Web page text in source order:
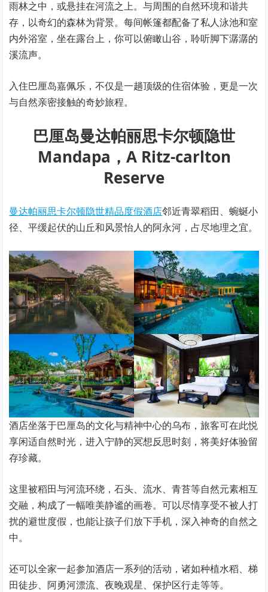
雨林之中，或悬挂在河流之上。与周围的自然环境和谐共
存，以奇幻的森林为背景。每间帐篷都配备了私人泳池和室
内外浴室，坐在露台上，你可以俯瞰山谷，聆听脚下潺潺的
溪流声。
入住巴厘岛嘉佩乐，不仅是一趟顶级的住宿体验，更是一次
与自然亲密接触的奇妙旅程。
巴厘岛曼达帕丽思卡尔顿隐世
Mandapa，A Ritz-carlton
Reserve
曼达帕丽思卡尔顿隐世精品度假酒店邻近青翠稻田、蜿蜒小
径、平缓起伏的山丘和风景怡人的阿永河，占尽地理之宜。
酒店坐落于巴厘岛的文化与精神中心的乌布，旅客可在此悦
享闲适自然时光，进入宁静的冥想反思时刻，将美好体验留
存珍藏。
这里被稻田与河流环绕，石头、流水、青苔等自然元素相互
交融，构成了一幅唯美静谧的画卷。可以尽情享受不被人打
扰的避世度假，也能让孩子们放下手机，深入神奇的自然之
中。
还可以全家一起参加酒店一系列的活动，诸如种植水稻、梯
田徒步、阿勇河漂流、夜晚观星、保护区行走等等。